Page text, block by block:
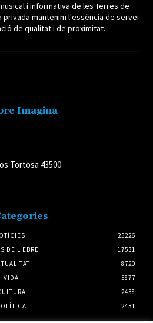
i informativa de les Terres de
privada mantenim l'essència de servei
de qualitat i de proximitat.
Imagina
Tortosa 43500
25226
DE L'EBRE
17531
8720
VIDA
5877
2438
2431